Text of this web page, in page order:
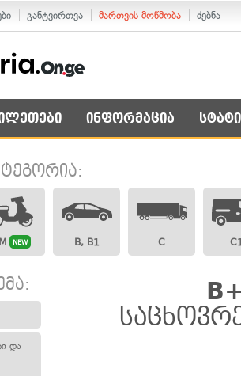
განტვირთვა მართვის მოწმობა ძებნა
ინფორმაცია
NEW B, B1 C
და